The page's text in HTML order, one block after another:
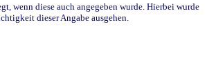
wenn diese auch angegeben wurde. Hierbei wurde
dieser Angabe ausgehen.